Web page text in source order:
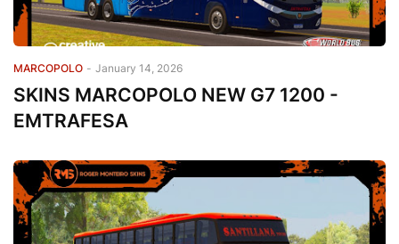
MARCOPOLO - January 14, 2026
SKINS MARCOPOLO NEW G7 1200 -
EMTRAFESA